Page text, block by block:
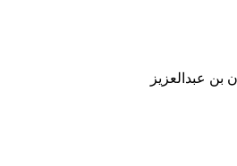
عبدالعزيز